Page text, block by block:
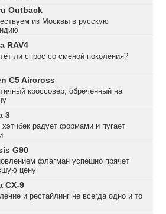
Outback
из Москвы в русскую
RAV4
ли спрос со сменой поколения?
C5 Aircross
кроссовер, обреченный на
3
радует формами и пугает
G90
флагман успешно прячет
цену
CX-9
и рестайлинг не всегда одно и то